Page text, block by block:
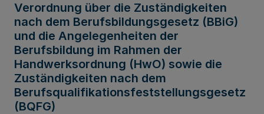
Verordnung über die Zuständigkeiten
nach dem Berufsbildungsgesetz (BBiG)
und die Angelegenheiten der
Berufsbildung im Rahmen der
Handwerksordnung (HwO) sowie die
Zuständigkeiten nach dem
Berufsqualifikationsfeststellungsgesetz
(BQFG)